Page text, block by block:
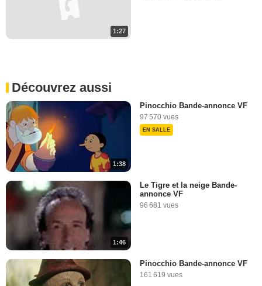
1:27
Découvrez aussi
1:38
Pinocchio Bande-annonce VF
97 570 vues
EN SALLE
1:46
Le Tigre et la neige Bande-
annonce VF
96 681 vues
Pinocchio Bande-annonce VF
161 619 vues